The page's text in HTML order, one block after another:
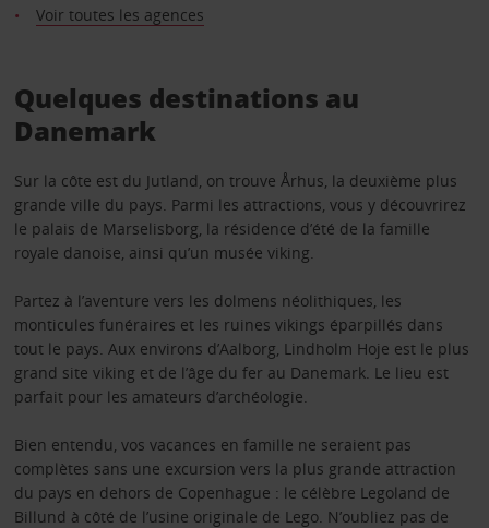
Voir toutes les agences
Quelques destinations au
Danemark
Sur la côte est du Jutland, on trouve Århus, la deuxième plus
grande ville du pays. Parmi les attractions, vous y découvrirez
le palais de Marselisborg, la résidence d’été de la famille
royale danoise, ainsi qu’un musée viking.
Partez à l’aventure vers les dolmens néolithiques, les
monticules funéraires et les ruines vikings éparpillés dans
tout le pays. Aux environs d’Aalborg, Lindholm Hoje est le plus
grand site viking et de l’âge du fer au Danemark. Le lieu est
parfait pour les amateurs d’archéologie.
Bien entendu, vos vacances en famille ne seraient pas
complètes sans une excursion vers la plus grande attraction
du pays en dehors de Copenhague : le célèbre Legoland de
Billund à côté de l’usine originale de Lego. N’oubliez pas de